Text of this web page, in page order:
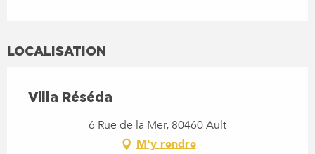
LOCALISATION
Villa Réséda
6 Rue de la Mer, 80460 Ault
M'y rendre